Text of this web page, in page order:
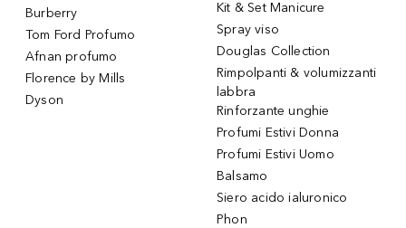
Burberry
Tom Ford Profumo
Afnan profumo
Florence by Mills
Dyson
Kit & Set Manicure
Spray viso
Douglas Collection
Rimpolpanti & volumizzanti
labbra
Rinforzante unghie
Profumi Estivi Donna
Profumi Estivi Uomo
Balsamo
Siero acido ialuronico
Phon